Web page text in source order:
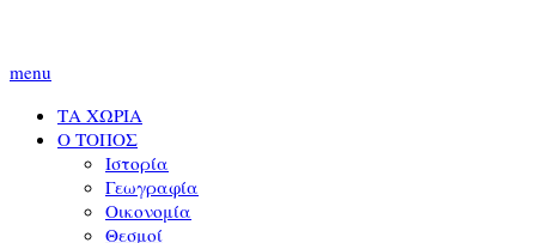
menu
ΤΑ ΧΩΡΙΑ
Ο ΤΟΠΟΣ
Ιστορία
Γεωγραφία
Οικονομία
Θεσμοί